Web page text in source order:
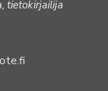
tietokirjailija